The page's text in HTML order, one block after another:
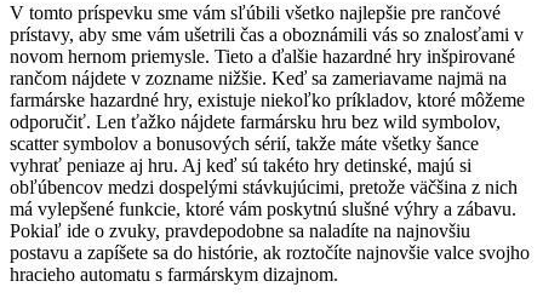
V tomto príspevku sme vám sľúbili všetko najlepšie pre rančové
prístavy, aby sme vám ušetrili čas a oboznámili vás so znalosťami v
novom hernom priemysle. Tieto a ďalšie hazardné hry inšpirované
rančom nájdete v zozname nižšie. Keď sa zameriavame najmä na
farmárske hazardné hry, existuje niekoľko príkladov, ktoré môžeme
odporučiť. Len ťažko nájdete farmársku hru bez wild symbolov,
scatter symbolov a bonusových sérií, takže máte všetky šance
vyhrať peniaze aj hru. Aj keď sú takéto hry detinské, majú si
obľúbencov medzi dospelými stávkujúcimi, pretože väčšina z nich
má vylepšené funkcie, ktoré vám poskytnú slušné výhry a zábavu.
Pokiaľ ide o zvuky, pravdepodobne sa naladíte na najnovšiu
postavu a zapíšete sa do histórie, ak roztočíte najnovšie valce svojho
hracieho automatu s farmárskym dizajnom.